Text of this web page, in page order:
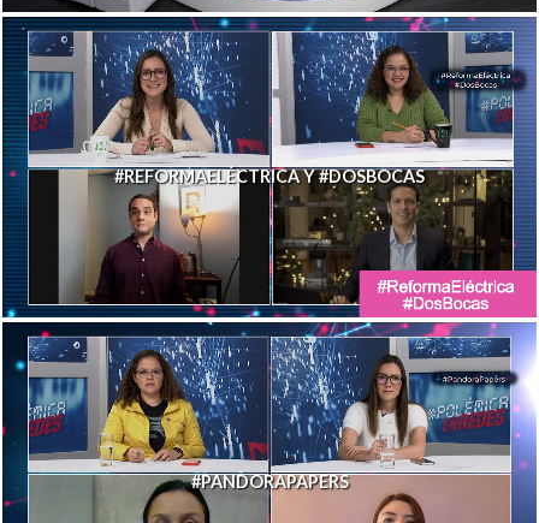
#REFORMAELÉCTRICA Y #DOSBOCAS
#PANDORAPAPERS